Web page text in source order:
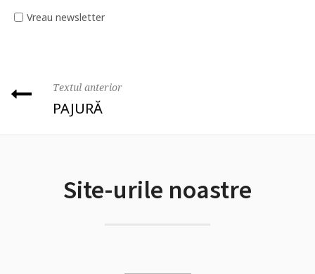
Vreau newsletter
Textul anterior
PAJURĂ
Site-urile noastre